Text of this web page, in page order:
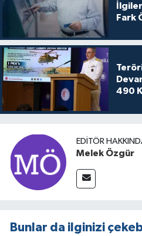
Fark
490
EDITÖR
Melek Özgür
Bunlar da ilginizi